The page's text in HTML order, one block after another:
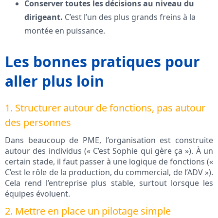
Conserver toutes les décisions au niveau du
dirigeant. C’est l’un des plus grands freins à la
montée en puissance.
Les bonnes pratiques pour
aller plus loin
1. Structurer autour de fonctions, pas autour
des personnes
Dans beaucoup de PME, l’organisation est construite
autour des individus (« C’est Sophie qui gère ça »). À un
certain stade, il faut passer à une logique de fonctions («
C’est le rôle de la production, du commercial, de l’ADV »).
Cela rend l’entreprise plus stable, surtout lorsque les
équipes évoluent.
2. Mettre en place un pilotage simple